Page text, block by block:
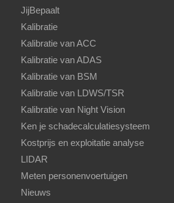
JijBepaalt
Kalibratie
Kalibratie van ACC
Kalibratie van ADAS
Kalibratie van BSM
Kalibratie van LDWS/TSR
Kalibratie van Night Vision
Ken je schadecalculatiesysteem
Kostprijs en exploitatie analyse
LIDAR
Meten personenvoertuigen
Nieuws